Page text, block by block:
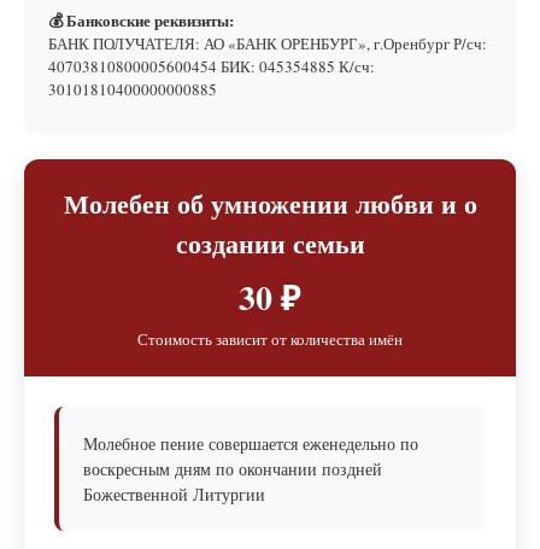
💰 Банковские реквизиты:
БАНК ПОЛУЧАТЕЛЯ: АО «БАНК ОРЕНБУРГ», г.Оренбург Р/сч:
40703810800005600454 БИК: 045354885 К/сч:
30101810400000000885
Молебен об умножении любви и о
создании семьи
30 ₽
Стоимость зависит от количества имён
Молебное пение совершается еженедельно по
воскресным дням по окончании поздней
Божественной Литургии